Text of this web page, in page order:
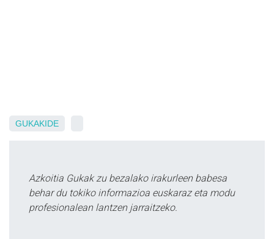
GUKAKIDE
Azkoitia Gukak zu bezalako irakurleen babesa
behar du tokiko informazioa euskaraz eta modu
profesionalean lantzen jarraitzeko.